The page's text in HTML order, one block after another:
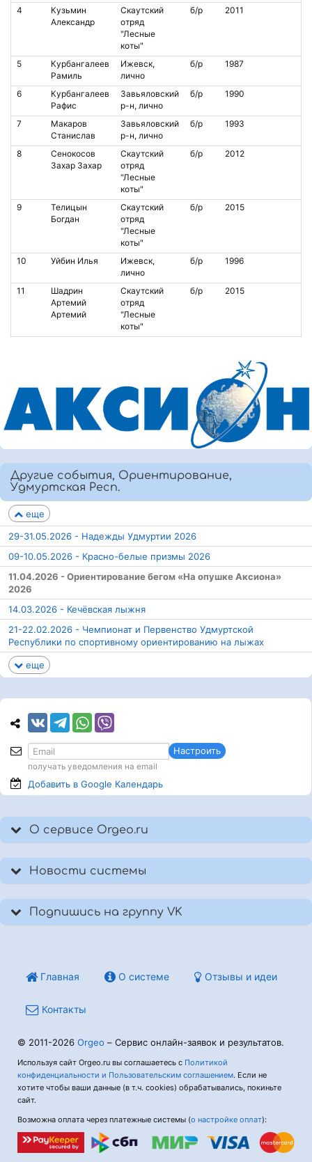
4
Кузьмин
Александр
Скаутский
отряд
"Лесные
коты"
б/р 2011
5
Курбангалеев
Рамиль
Ижевск,
лично
б/р 1987
6
Курбангалеев
Рафис
Завьяловский
р-н, лично
б/р 1990
7
Макаров
Станислав
Завьяловский
р-н, лично
б/р 1993
8
Сенокосов
Захар Захар
Скаутский
отряд
"Лесные
коты"
б/р 2012
9
Телицын
Богдан
Скаутский
отряд
"Лесные
коты"
б/р 2015
10 Уйбин Илья
Ижевск,
лично
б/р 1996
11
Шадрин
Артемий
Артемий
Скаутский
отряд
"Лесные
коты"
б/р 2015
Другие события, Ориентирование,
Удмуртская Респ.
еще
29-31.05.2026 - Надежды Удмуртии 2026
09-10.05.2026 - Красно-белые призмы 2026
11.04.2026 - Ориентирование бегом «На опушке Аксиона»
2026
14.03.2026 - Кечёвская лыжня
21-22.02.2026 - Чемпионат и Первенство Удмуртской
Республики по спортивному ориентированию на лыжах
еще
Настроить
получать уведомления на email
Добавить в Google Календарь
О сервисе Orgeo.ru
Новости системы
Подпишись на группу VK
Главная О системе Отзывы и идеи
Контакты
© 2011-2026 Orgeo – Сервис онлайн-заявок и результатов.
Используя сайт Orgeo.ru вы соглашаетесь с Политикой
конфиденциальности и Пользовательским соглашением. Если не
хотите чтобы ваши данные (в т.ч. cookies) обрабатывались, покиньте
сайт.
Возможна оплата через платежные системы (о настройке оплат):